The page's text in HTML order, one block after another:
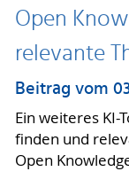
Open
relevante
Beitrag vom
Ein weiteres KI-
finden und
Open